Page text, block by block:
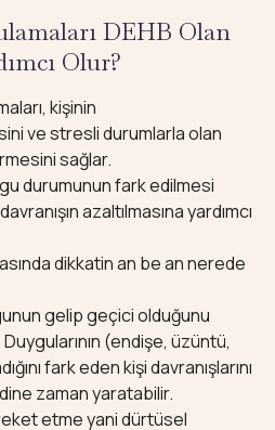
DEHB Olan
Olur?
kişinin
ve stresli durumlarla olan
sağlar.
durumunun fark edilmesi
azaltılmasına yardımcı
dikkatin an be an nerede
gelip geçici olduğunu
(endişe, üzüntü,
fark eden kişi davranışlarını
zaman yaratabilir.
etme yani dürtüsel